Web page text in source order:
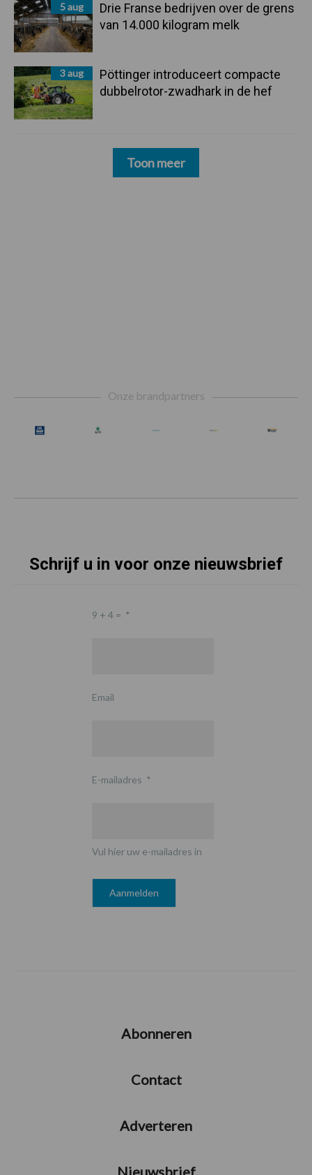
5 aug
Drie Franse bedrijven over de grens
van 14.000 kilogram melk
3 aug
Pöttinger introduceert compacte
dubbelrotor-zwadhark in de hef
Toon meer
Onze brandpartners
Schrijf u in voor onze nieuwsbrief
9 + 4 = *
Email
E-mailadres *
Vul hier uw e-mailadres in
Abonneren
Contact
Adverteren
Nieuwsbrief